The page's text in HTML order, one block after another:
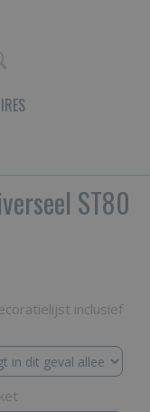
ST80
inclusief